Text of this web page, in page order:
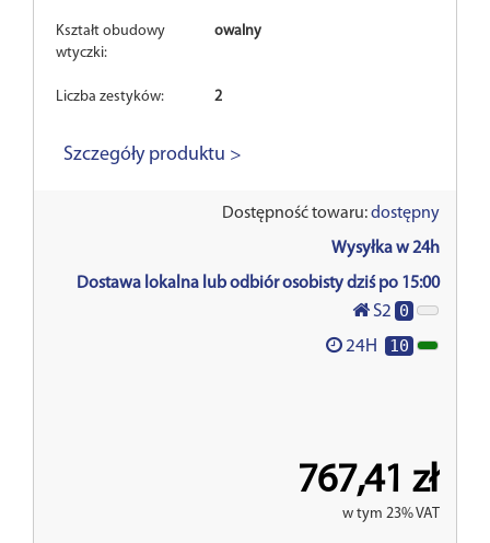
Kształt obudowy
wtyczki:
owalny
Liczba zestyków: 2
Szczegóły produktu >
Dostępność towaru:dostępny
Wysyłka w 24h
Dostawa lokalna lub odbiór osobisty dziś po 15:00
S2 0
24H 10
767,41 zł
w tym 23% VAT